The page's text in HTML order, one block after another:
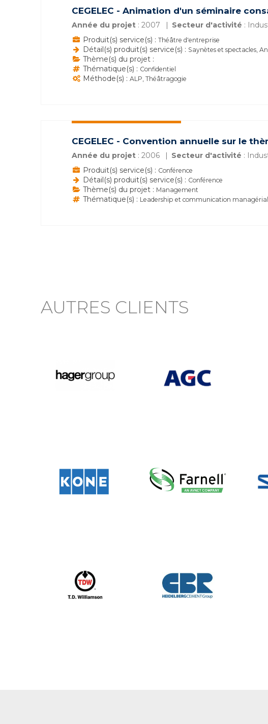
CEGELEC - Animation d'un séminaire
Année du projet : 2007 Secteur d'activité :
Produit(s) service(s) : Théâtre d'entreprise
Détail(s) produit(s) service(s) : Saynètes et spectacles,
Thème(s) du projet :
Thématique(s) : Confidentiel
Méthode(s) : ALP, Théâtragogie
CEGELEC - Convention annuelle sur le
Année du projet : 2006 Secteur d'activité :
Produit(s) service(s) : Conférence
Détail(s) produit(s) service(s) : Conférence
Thème(s) du projet : Management
Thématique(s) : Leadership et communication
AUTRES CLIENTS